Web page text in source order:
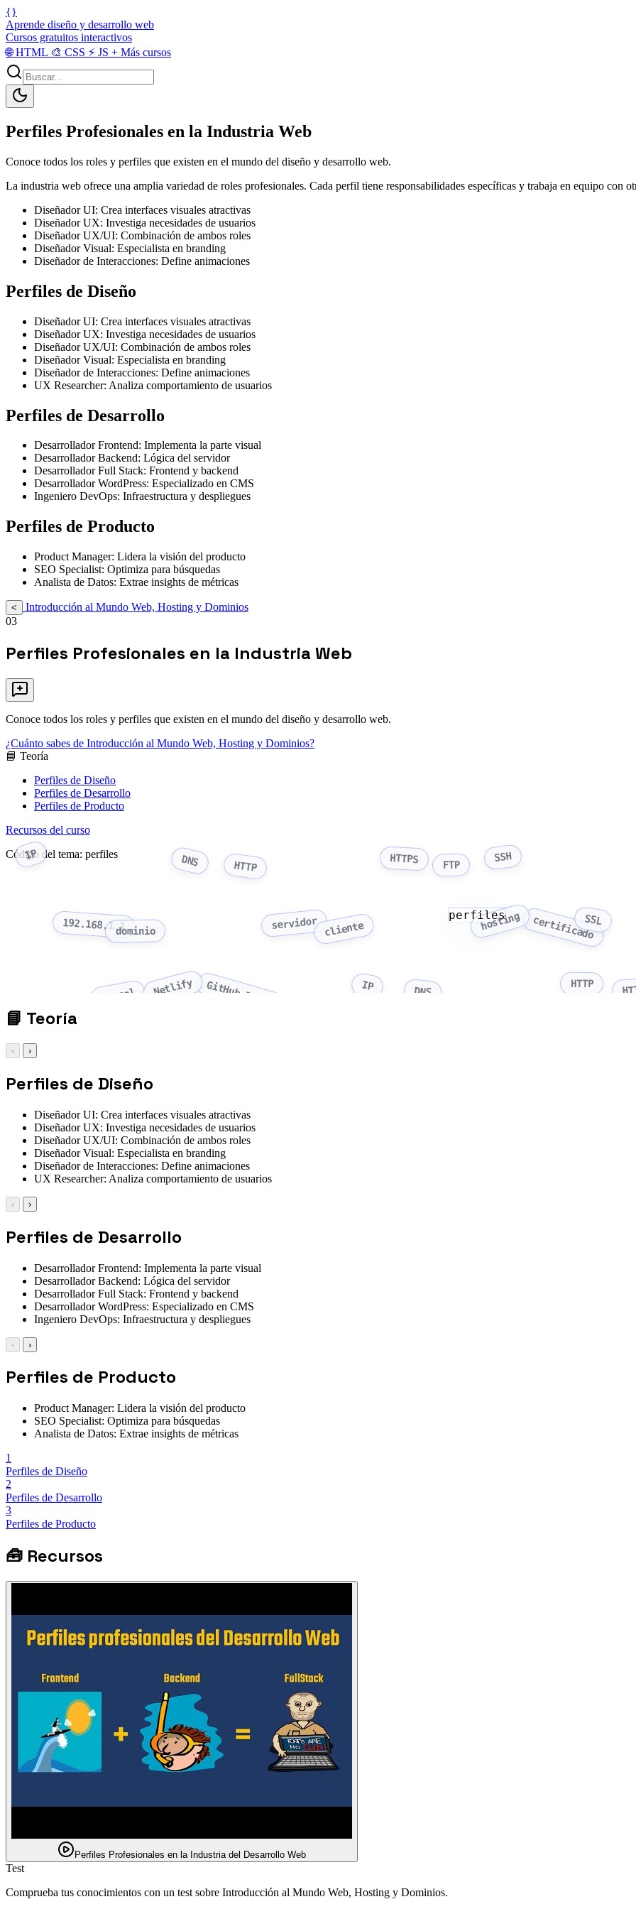
{}
Aprende diseño y desarrollo web
Cursos gratuitos interactivos
🌐HTML 🎨 CSS ⚡ JS + Más cursos
Perfiles Profesionales en la Industria Web
Conoce todos los roles y perfiles que existen en el mundo del diseño y desarrollo web.
La industria web ofrece una amplia variedad de roles profesionales. Cada perfil tiene responsabilidades específicas y trabaja en equipo con
Diseñador UI: Crea interfaces visuales atractivas
Diseñador UX: Investiga necesidades de usuarios
Diseñador UX/UI: Combinación de ambos roles
Diseñador Visual: Especialista en branding
Diseñador de Interacciones: Define animaciones
Perfiles de Diseño
Diseñador UI: Crea interfaces visuales atractivas
Diseñador UX: Investiga necesidades de usuarios
Diseñador UX/UI: Combinación de ambos roles
Diseñador Visual: Especialista en branding
Diseñador de Interacciones: Define animaciones
UX Researcher: Analiza comportamiento de usuarios
Perfiles de Desarrollo
Desarrollador Frontend: Implementa la parte visual
Desarrollador Backend: Lógica del servidor
Desarrollador Full Stack: Frontend y backend
Desarrollador WordPress: Especializado en CMS
Ingeniero DevOps: Infraestructura y despliegues
Perfiles de Producto
Product Manager: Lidera la visión del producto
SEO Specialist: Optimiza para búsquedas
Analista de Datos: Extrae insights de métricas
<
Introducción al Mundo Web, Hosting y Dominios
03
Perfiles Profesionales en la Industria Web
Conoce todos los roles y perfiles que existen en el mundo del diseño y desarrollo web.
¿Cuánto sabes de Introducción al Mundo Web, Hosting y Dominios?
📘 Teoría
Perfiles de Diseño
Perfiles de Desarrollo
Perfiles de Producto
Recursos del curso
Código del tema: perfiles
IP DNS HTTP
HTTPS FTP
SSH
192.168.1.1dominio servidor cliente hosting certificado
SSL
Vercel Netlify GitHub Pages IP DNS
HTTP
perfiles
📘 Teoría
‹ ›
Perfiles de Diseño
Diseñador UI: Crea interfaces visuales atractivas
Diseñador UX: Investiga necesidades de usuarios
Diseñador UX/UI: Combinación de ambos roles
Diseñador Visual: Especialista en branding
Diseñador de Interacciones: Define animaciones
UX Researcher: Analiza comportamiento de usuarios
‹ ›
Perfiles de Desarrollo
Desarrollador Frontend: Implementa la parte visual
Desarrollador Backend: Lógica del servidor
Desarrollador Full Stack: Frontend y backend
Desarrollador WordPress: Especializado en CMS
Ingeniero DevOps: Infraestructura y despliegues
‹ ›
Perfiles de Producto
Product Manager: Lidera la visión del producto
SEO Specialist: Optimiza para búsquedas
Analista de Datos: Extrae insights de métricas
1
Perfiles de Diseño
2
Perfiles de Desarrollo
3
Perfiles de Producto
🧰 Recursos
Perfiles Profesionales en la Industria del Desarrollo Web
Test
Comprueba tus conocimientos con un test sobre Introducción al Mundo Web, Hosting y Dominios.